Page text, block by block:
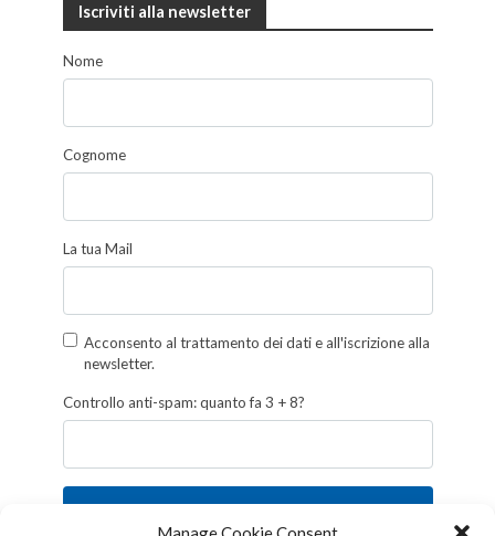
Iscriviti alla newsletter
Nome
Cognome
La tua Mail
Acconsento al trattamento dei dati e all'iscrizione alla
newsletter.
Controllo anti-spam: quanto fa 3 + 8?
Iscriviti